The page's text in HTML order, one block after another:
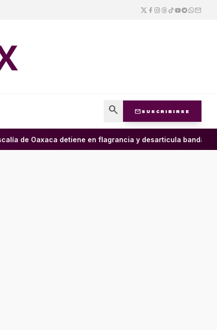
search mail SUSCRIBIRSE
de Oaxaca detiene en flagrancia y desarticula banda